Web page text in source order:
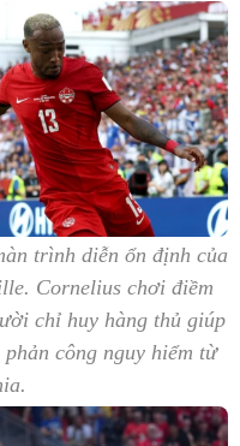
trình diễn ổn định của
Cornelius chơi điềm
chỉ huy hàng thủ giúp
công nguy hiểm từ